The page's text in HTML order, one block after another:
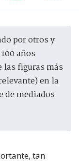
años
figuras más
en la
de mediados
tan